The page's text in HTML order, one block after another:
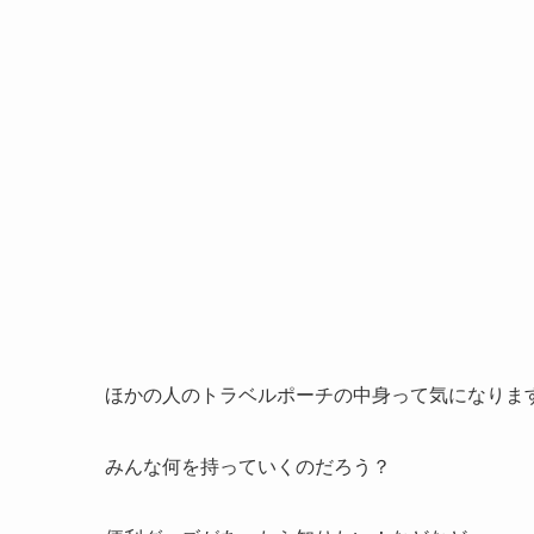
ほかの人のトラベルポーチの中身って気になりま
みんな何を持っていくのだろう？